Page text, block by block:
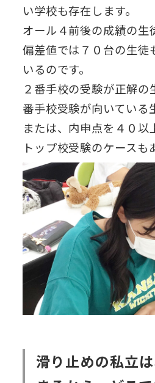
い学校も存在します。
オール４前後の成績の生
偏差値では７０台の生徒
いるのです。
２番手校の受験が正解の
番手校受験が向いている
または、内申点を４０以
トップ校受験のケースも
滑り止めの私立